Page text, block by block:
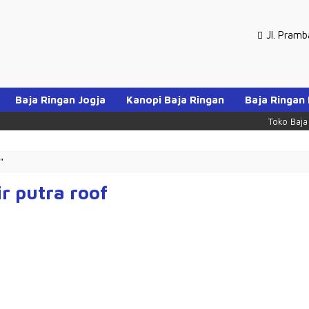
Jl.
Baja Ringan Jogja Kanopi Baja Ringan Baja Ringan
Toko Baja
putra roof